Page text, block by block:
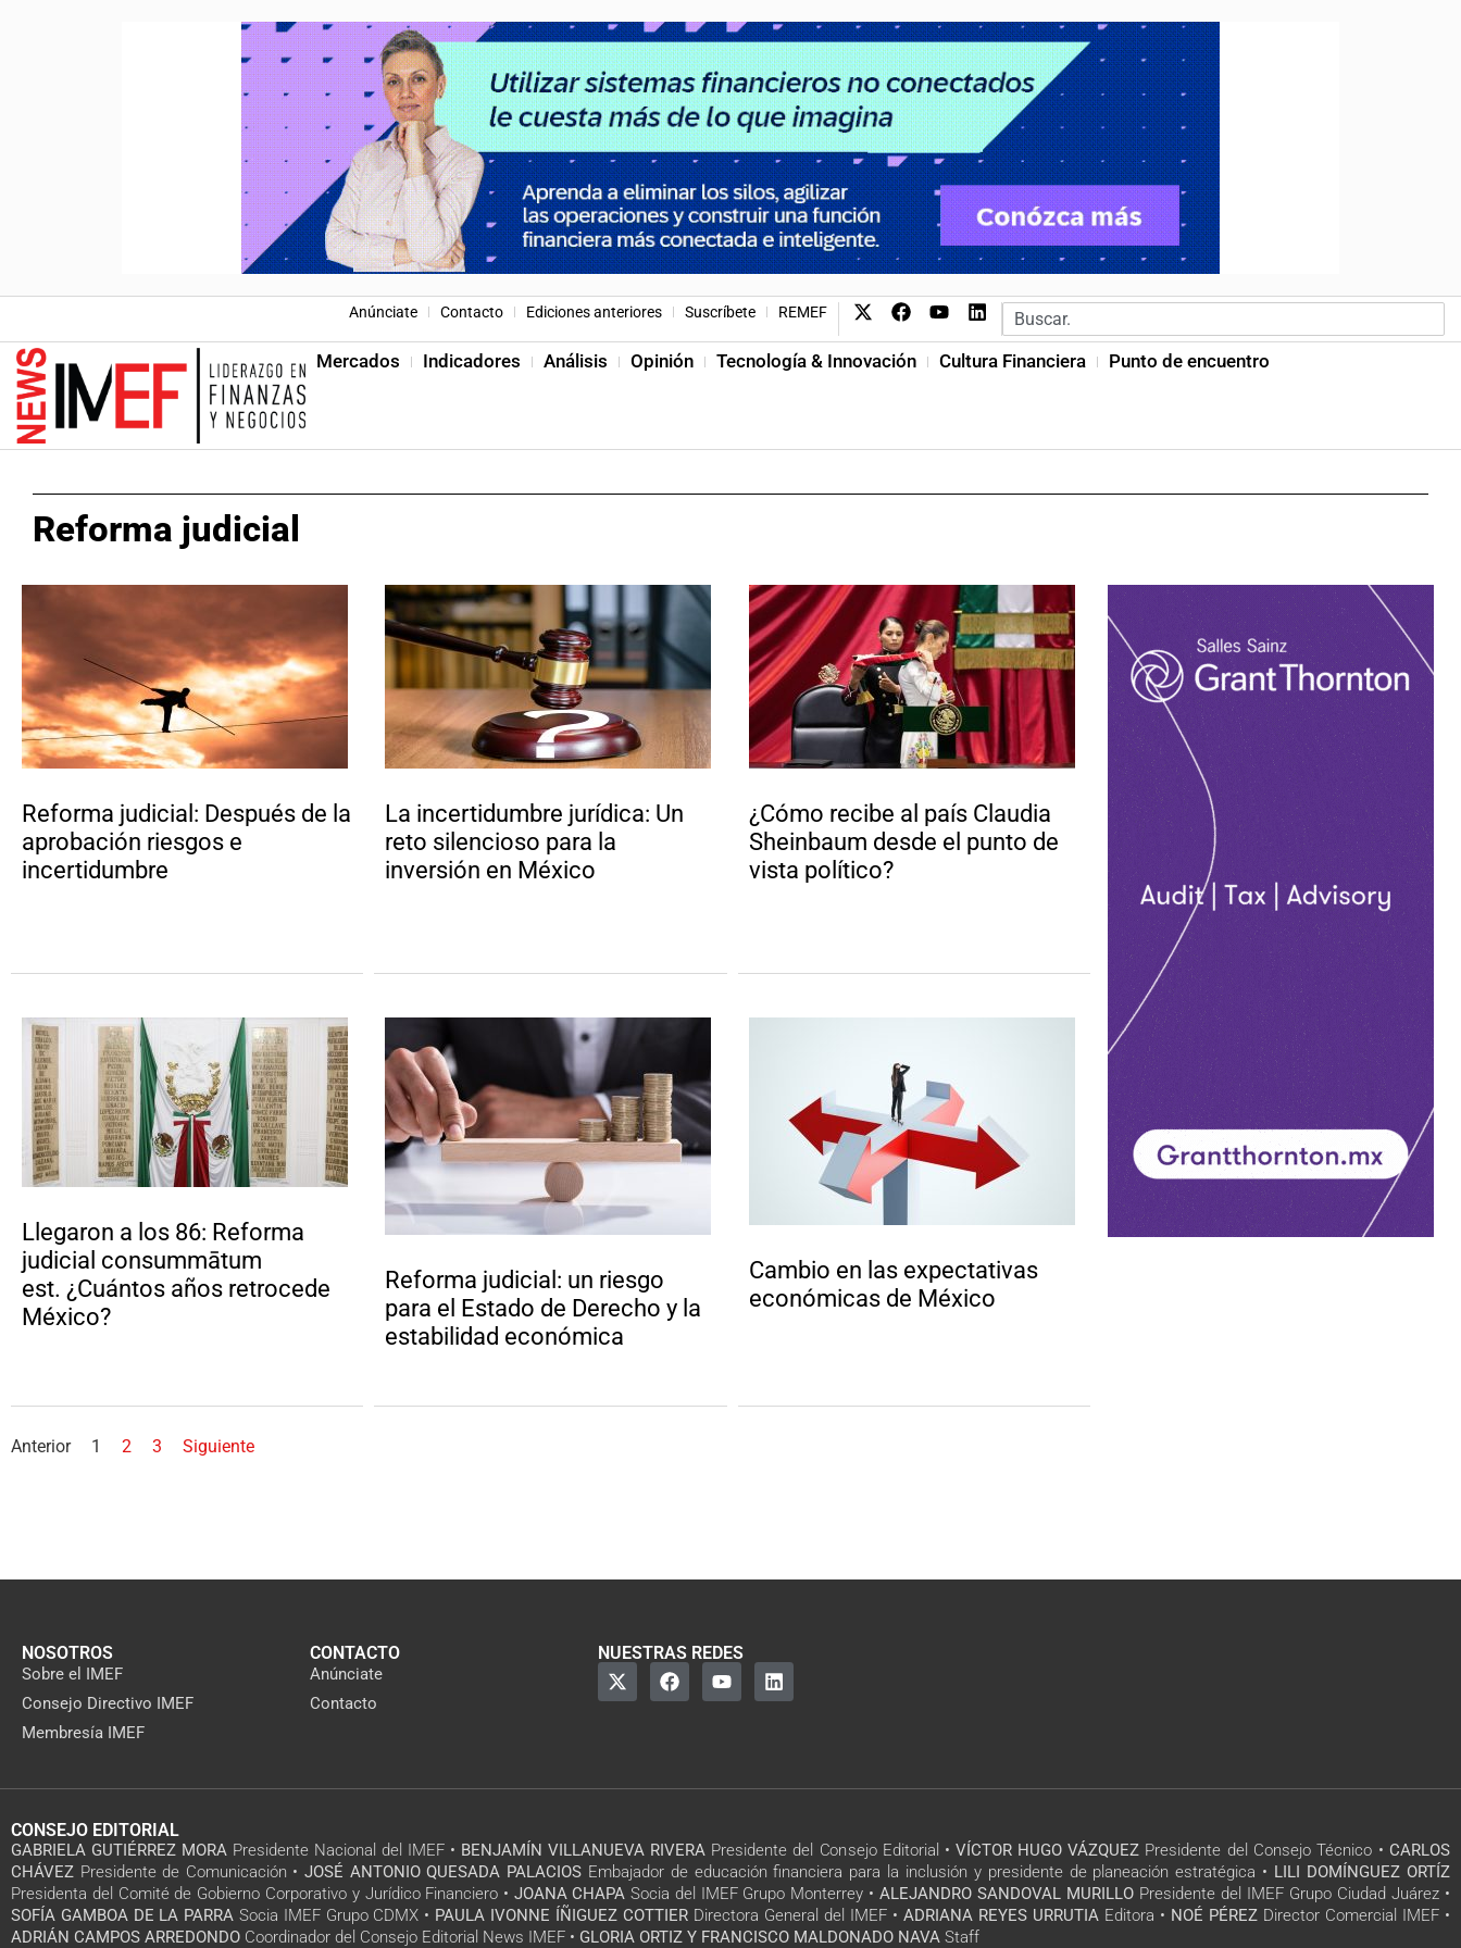
Anúnciate Contacto Ediciones anteriores Suscríbete REMEF
Mercados Indicadores Análisis Opinión Tecnología & Innovación Cultura Financiera Punto de encuentro
Reforma judicial
Reforma judicial: Después de la
aprobación riesgos e
incertidumbre
La incertidumbre jurídica: Un
reto silencioso para la
inversión en México
¿Cómo recibe al país Claudia
Sheinbaum desde el punto de
vista político?
Llegaron a los 86: Reforma
judicial consummātum
est. ¿Cuántos años retrocede
México?
Reforma judicial: un riesgo
para el Estado de Derecho y la
estabilidad económica
Cambio en las expectativas
económicas de México
Anterior 1 2 3 Siguiente
NOSOTROS
Sobre el IMEF
Consejo Directivo IMEF
Membresía IMEF
CONTACTO
Anúnciate
Contacto
NUESTRAS REDES
CONSEJO EDITORIAL
GABRIELA GUTIÉRREZ MORA Presidente Nacional del IMEF • BENJAMÍN VILLANUEVA RIVERA Presidente del Consejo Editorial • VÍCTOR HUGO VÁZQUEZ Presidente del Consejo Técnico • CARLOS
CHÁVEZ Presidente de Comunicación • JOSÉ ANTONIO QUESADA PALACIOS Embajador de educación financiera para la inclusión y presidente de planeación estratégica • LILI DOMÍNGUEZ ORTÍZ
Presidenta del Comité de Gobierno Corporativo y Jurídico Financiero • JOANA CHAPA Socia del IMEF Grupo Monterrey • ALEJANDRO SANDOVAL MURILLO Presidente del IMEF Grupo Ciudad Juárez •
SOFÍA GAMBOA DE LA PARRA Socia IMEF Grupo CDMX • PAULA IVONNE ÍÑIGUEZ COTTIER Directora General del IMEF • ADRIANA REYES URRUTIA Editora • NOÉ PÉREZ Director Comercial IMEF •
ADRIÁN CAMPOS ARREDONDO Coordinador del Consejo Editorial News IMEF • GLORIA ORTIZ Y FRANCISCO MALDONADO NAVA Staff